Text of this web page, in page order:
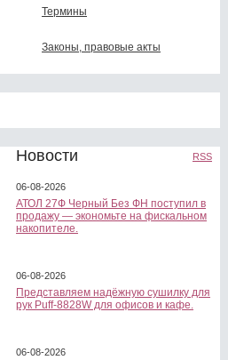
Термины
Законы, правовые акты
Новости RSS
06-08-2026
АТОЛ 27Ф Черный Без ФН поступил в
продажу — экономьте на фискальном
накопителе.
06-08-2026
Представляем надёжную сушилку для
рук Puff-8828W для офисов и кафе.
06-08-2026